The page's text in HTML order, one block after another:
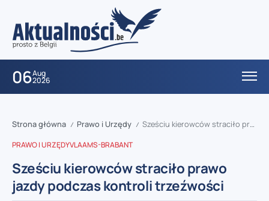
06Aug
2026
Strona główna / Prawo i Urzędy / Sześciu kierowców straciło prawo jazdy podczas kontroli trzeźwości
PRAWO I URZĘDYVLAAMS-BRABANT
Sześciu kierowców straciło prawo
jazdy podczas kontroli trzeźwości